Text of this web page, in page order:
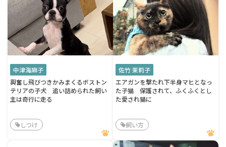
中津海麻子
興奮し飛びつきかみまくるボストン
テリアの子犬 追い詰められた飼い
主は奇行に走る
しつけ
佐竹 茉莉子
エアガンを撃たれ下半身マヒとなっ
た子猫 保護されて、ふくふくとし
た愛され猫に
飼い方